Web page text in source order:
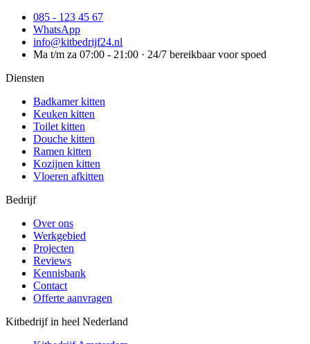
085 - 123 45 67
WhatsApp
info@kitbedrijf24.nl
Ma t/m za 07:00 - 21:00 · 24/7 bereikbaar voor spoed
Diensten
Badkamer kitten
Keuken kitten
Toilet kitten
Douche kitten
Ramen kitten
Kozijnen kitten
Vloeren afkitten
Bedrijf
Over ons
Werkgebied
Projecten
Reviews
Kennisbank
Contact
Offerte aanvragen
Kitbedrijf in heel Nederland